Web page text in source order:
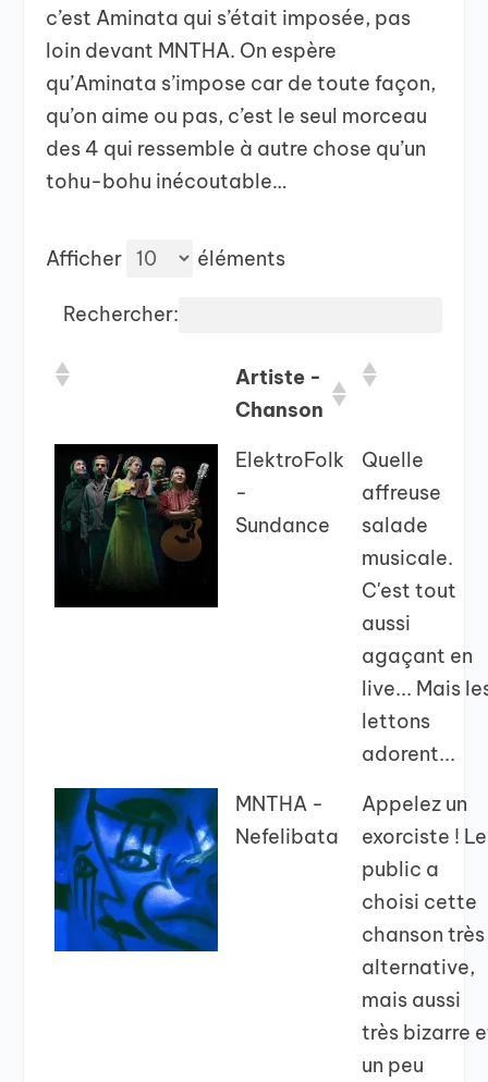
c’est Aminata qui s’était imposée, pas
loin devant MNTHA. On espère
qu’Aminata s’impose car de toute façon,
qu’on aime ou pas, c’est le seul morceau
des 4 qui ressemble à autre chose qu’un
tohu-bohu inécoutable…
Afficher éléments
Rechercher:
Artiste -
Chanson
ElektroFolk
-
Sundance
Quelle
affreuse
salade
musicale.
C'est tout
aussi
agaçant en
live... Mais
lettons
adorent...
MNTHA -
Nefelibata
Appelez un
exorciste ! Le
public a
choisi cette
chanson très
alternative,
mais aussi
très bizarre
un peu